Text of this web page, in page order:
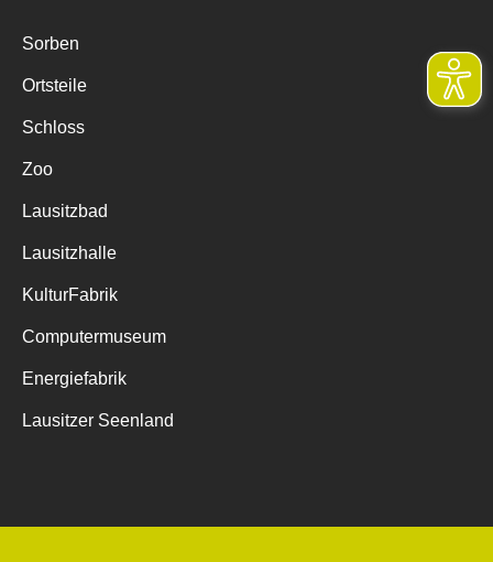
Sorben
Ortsteile
Schloss
Zoo
Lausitzbad
Lausitzhalle
KulturFabrik
Computermuseum
Energiefabrik
Lausitzer Seenland